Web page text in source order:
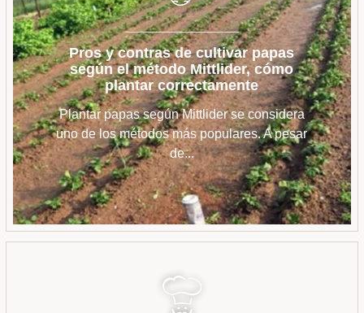
Pros y contras de cultivar papas
según el método Mittlider, cómo
plantar correctamente
Plantar papas según Mittlider se considera
uno de los métodos más populares. A pesar
de...